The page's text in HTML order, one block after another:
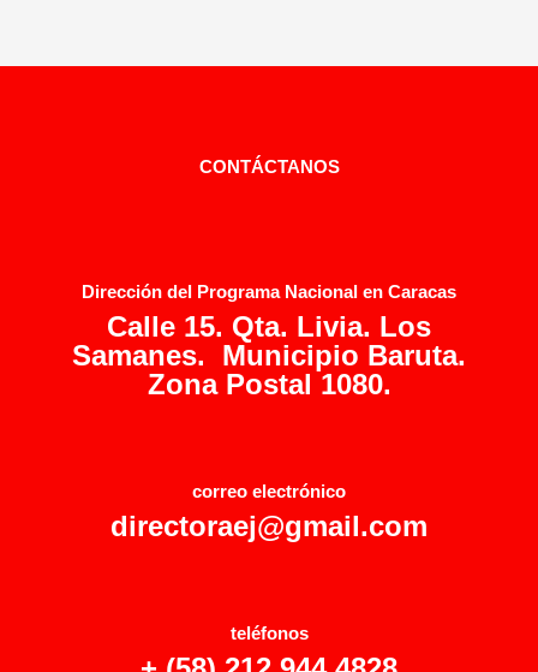
CONTÁCTANOS
Dirección del Programa Nacional en Caracas
Calle 15. Qta. Livia. Los
Samanes. Municipio Baruta.
Zona Postal 1080.
correo electrónico
directoraej@gmail.com
teléfonos